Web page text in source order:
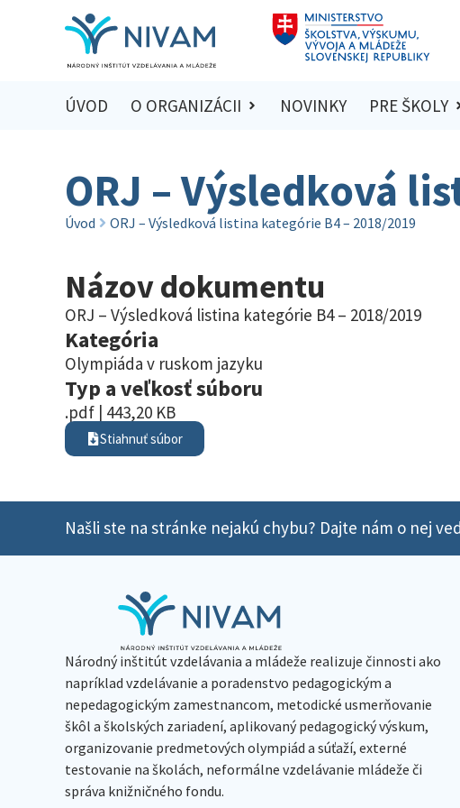
ÚVOD O ORGANIZÁCII NOVINKY PRE ŠKOLY
ORJ – Výsledková
Úvod ORJ – Výsledková listina kategórie B4 – 2018/2019
Názov dokumentu
ORJ – Výsledková listina kategórie B4 – 2018/2019
Kategória
Olympiáda v ruskom jazyku
Typ a veľkosť súboru
.pdf | 443,20 KB
Stiahnuť súbor
Našli ste na stránke nejakú chybu? Dajte nám o nej
Národný inštitút vzdelávania a mládeže realizuje činnosti ako
napríklad vzdelávanie a poradenstvo pedagogickým a
nepedagogickým zamestnancom, metodické usmerňovanie
škôl a školských zariadení, aplikovaný pedagogický výskum,
organizovanie predmetových olympiád a súťaží, externé
testovanie na školách, neformálne vzdelávanie mládeže či
správa knižničného fondu.